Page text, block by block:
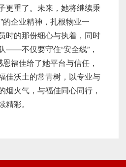
更重了。未来，她将继续秉
的企业精神，扎根物业一
时的那份细心与执着，同时
——不仅要守住“安全线”，
福佳给了她平台与信任，
佳沃土的常青树，以专业与
烟火气，与福佳同心同行，
彩。